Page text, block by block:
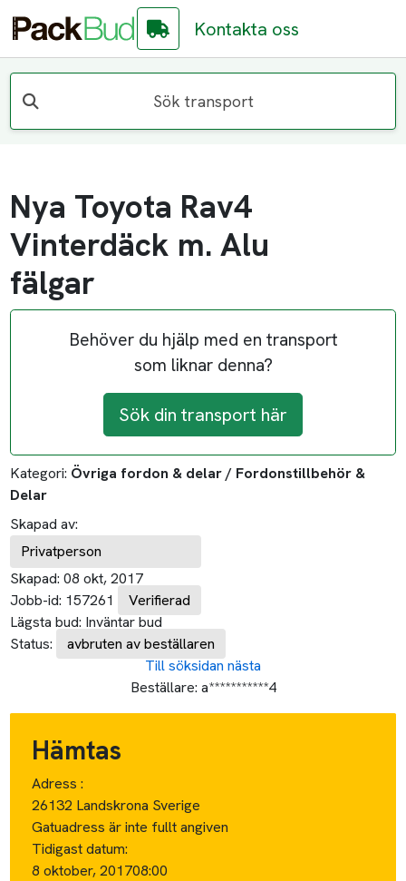
Kontakta oss
Sök transport
Nya Toyota Rav4
Vinterdäck m. Alu
fälgar
Behöver du hjälp med en transport
som liknar denna?
Sök din transport här
Kategori: Övriga fordon & delar / Fordonstillbehör &
Delar
Skapad av:
Privatperson
Skapad: 08 okt, 2017
Jobb-id: 157261
Verifierad
Lägsta bud: Inväntar bud
Status:
avbruten av beställaren
Till söksidan nästa
Beställare: a***********4
Hämtas
Adress :
26132 Landskrona Sverige
Gatuadress är inte fullt angiven
Tidigast datum:
8 oktober, 201708:00